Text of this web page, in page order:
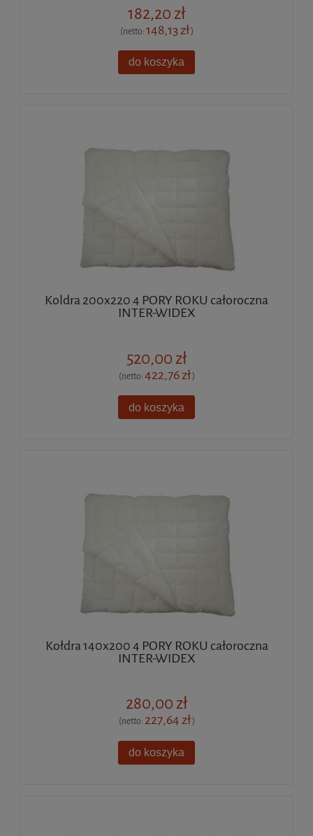
182,20 zł
(netto:148,13 zł)
do koszyka
Koldra 200x220 4 PORY ROKU całoroczna
INTER-WIDEX
520,00 zł
(netto:422,76 zł)
do koszyka
Kołdra 140x200 4 PORY ROKU całoroczna
INTER-WIDEX
280,00 zł
(netto: 227,64 zł)
do koszyka